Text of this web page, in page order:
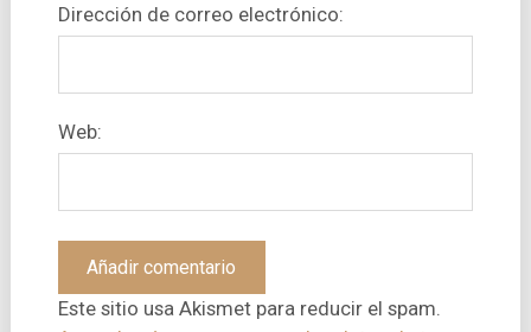
Dirección de correo electrónico:
Web:
Este sitio usa Akismet para reducir el spam.